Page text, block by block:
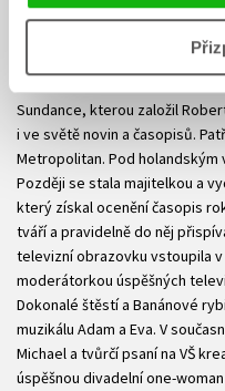
nebo dětská televizní hra
filmových scénářů. Mezi její
, komedie
Sundance, kterou založil
i ve světě novin a časopisů.
Metropolitan. Pod holandským
Později se stala majitelkou a
který získal ocenění časopis
tváří a pravidelně do něj
televizní obrazovku vstoupila
moderátorkou úspěšných
Dokonalé štěstí a Banánové
muzikálu Adam a Eva. V
Michael a tvůrčí psaní na VŠ
úspěšnou divadelní one-